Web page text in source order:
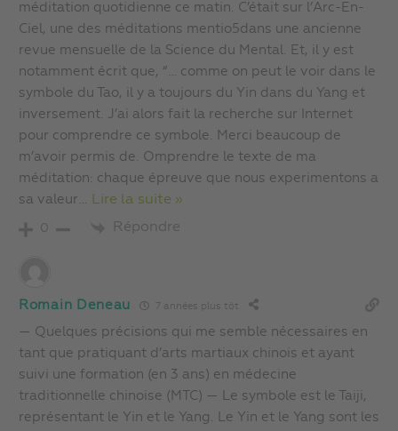
méditation quotidienne ce matin. C’était sur l’Arc-En-
Ciel, une des méditations mentio5dans une ancienne
revue mensuelle de la Science du Mental. Et, il y est
notamment écrit que, “… comme on peut le voir dans le
symbole du Tao, il y a toujours du Yin dans du Yang et
inversement. J’ai alors fait la recherche sur Internet
pour comprendre ce symbole. Merci beaucoup de
m’avoir permis de. Omprendre le texte de ma
méditation: chaque épreuve que nous experimentons a
sa valeur… Lire la suite »
0 Répondre
Romain Deneau 7 années plus tôt
— Quelques précisions qui me semble nécessaires en
tant que pratiquant d’arts martiaux chinois et ayant
suivi une formation (en 3 ans) en médecine
traditionnelle chinoise (MTC) — Le symbole est le Taiji,
représentant le Yin et le Yang. Le Yin et le Yang sont les